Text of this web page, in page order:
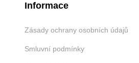
Informace
Zásady ochrany osobních údajů
Smluvní podmínky